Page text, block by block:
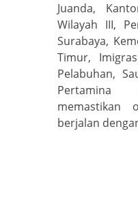
Juanda,
Wilayah III,
Surabaya,
Timur,
Pelabuhan,
Pertamina
memastikan
berjalan